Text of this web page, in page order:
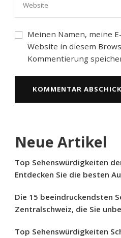
Meinen Namen, meine
Website in diesem
Kommentierung
Neue Artikel
Top Sehenswürdigkeiten
Entdecken Sie die besten
Die 15 beeindruckendsten
Zentralschweiz, die Sie
Top Sehenswürdigkeiten